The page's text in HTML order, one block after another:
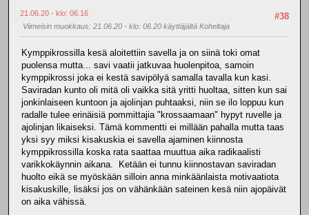
#38
21.06.20 - klo: 06.16
Viimeisin muokkaus: 21.06.20 - klo: 06.20 käyttäjältä Koheltaja
Kymppikrossilla kesä aloitettiin savella ja on siinä toki omat
puolensa mutta... savi vaatii jatkuvaa huolenpitoa, samoin
kymppikrossi joka ei kestä savipölyä samalla tavalla kun kasi.
Saviradan kunto oli mitä oli vaikka sitä yritti huoltaa, sitten kun sai
jonkinlaiseen kuntoon ja ajolinjan puhtaaksi, niin se ilo loppuu kun
radalle tulee erinäisiä pommittajia "krossaamaan" hypyt ruvelle ja
ajolinjan likaiseksi. Tämä kommentti ei millään pahalla mutta taas
yksi syy miksi kisakuskia ei savella ajaminen kiinnosta
kymppikrossilla koska rata saattaa muuttua aika radikaalisti
varikkokäynnin aikana. Ketään ei tunnu kiinnostavan saviradan
huolto eikä se myöskään silloin anna minkäänlaista motivaatiota
kisakuskille, lisäksi jos on vähänkään sateinen kesä niin ajopäivät
on aika vähissä.